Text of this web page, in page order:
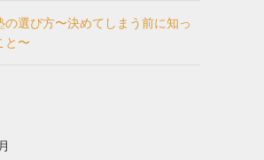
の選び方〜決めてしまう前に知っ
と〜